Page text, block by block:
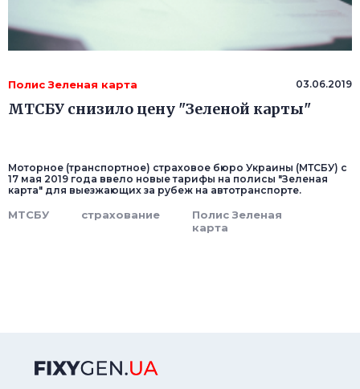
Полис Зеленая карта 03.06.2019
МТСБУ снизило цену "Зеленой карты"
Моторное (транспортное) страховое бюро Украины (МТСБУ) с
17 мая 2019 года ввело новые тарифы на полисы "Зеленая
карта" для выезжающих за рубеж на автотранспорте.
МТСБУ страхование
Полис Зеленая
карта